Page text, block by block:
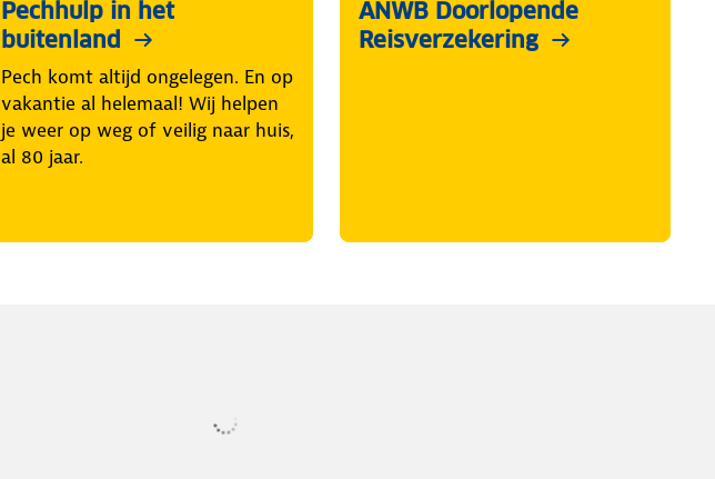
Pechhulp in het
buitenland
Pech komt altijd ongelegen. En op
vakantie al helemaal! Wij helpen
je weer op weg of veilig naar huis,
al 80 jaar.
ANWB Doorlopende
Reisverzekering